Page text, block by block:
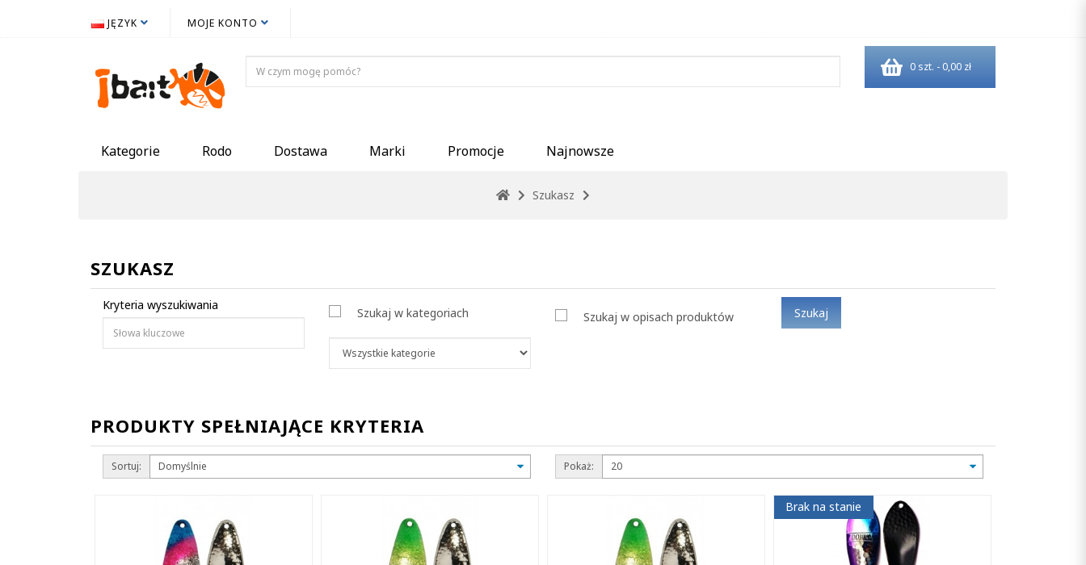
JĘZYK MOJE KONTO
0 szt. - 0,00 zł
Kategorie Rodo Dostawa Marki Promocje Najnowsze
Szukasz
SZUKASZ
Kryteria wyszukiwania
Szukaj w kategoriach Szukaj w opisach produktów
PRODUKTY SPEŁNIAJĄCE KRYTERIA
Sortuj: Pokaż:
Brak na stanie